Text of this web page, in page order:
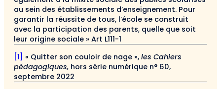
au sein des établissements d’enseignement. Pour
garantir la réussite de tous, l’école se construit
avec la participation des parents, quelle que soit
leur origine sociale » Art L111-1
[1] « Quitter son couloir de nage », les Cahiers
pédagogiques, hors série numérique n° 60,
septembre 2022